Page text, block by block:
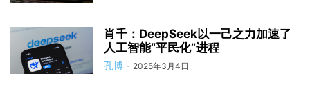
肖千：DeepSeek以一己之力加速了
人工智能“平民化”进程
孔博 - 2025年3月4日